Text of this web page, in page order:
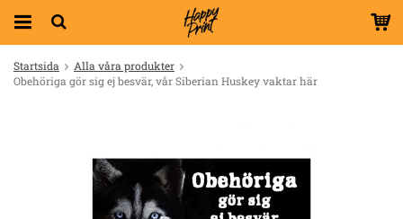
Startsida
Alla våra produkter
Obehöriga gör sig ej besvär, vår Siberian Huskey vaktar här